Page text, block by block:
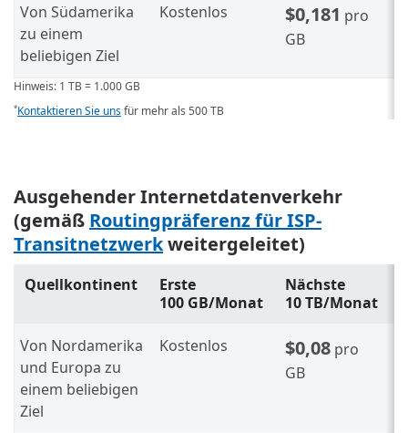
Von Südamerika
zu einem
beliebigen Ziel
Kostenlos $0,181 pro
GB
Hinweis: 1 TB = 1.000 GB
*Kontaktieren Sie unsfür mehr als 500 TB
Ausgehender Internetdatenverkehr
(gemäß Routingpräferenz für ISP-
Transitnetzwerkweitergeleitet)
Quellkontinent
Erste
100 GB/Monat
Nächste
10 TB/Monat
Von Nordamerika
und Europa zu
einem beliebigen
Ziel
Kostenlos $0,08 pro
GB